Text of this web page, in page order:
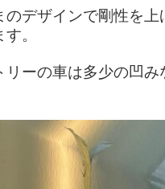
のデザインで剛性を
。
リーの車は多少の凹